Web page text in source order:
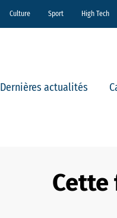
Culture Sport High Tech
Dernières actualités
Cette